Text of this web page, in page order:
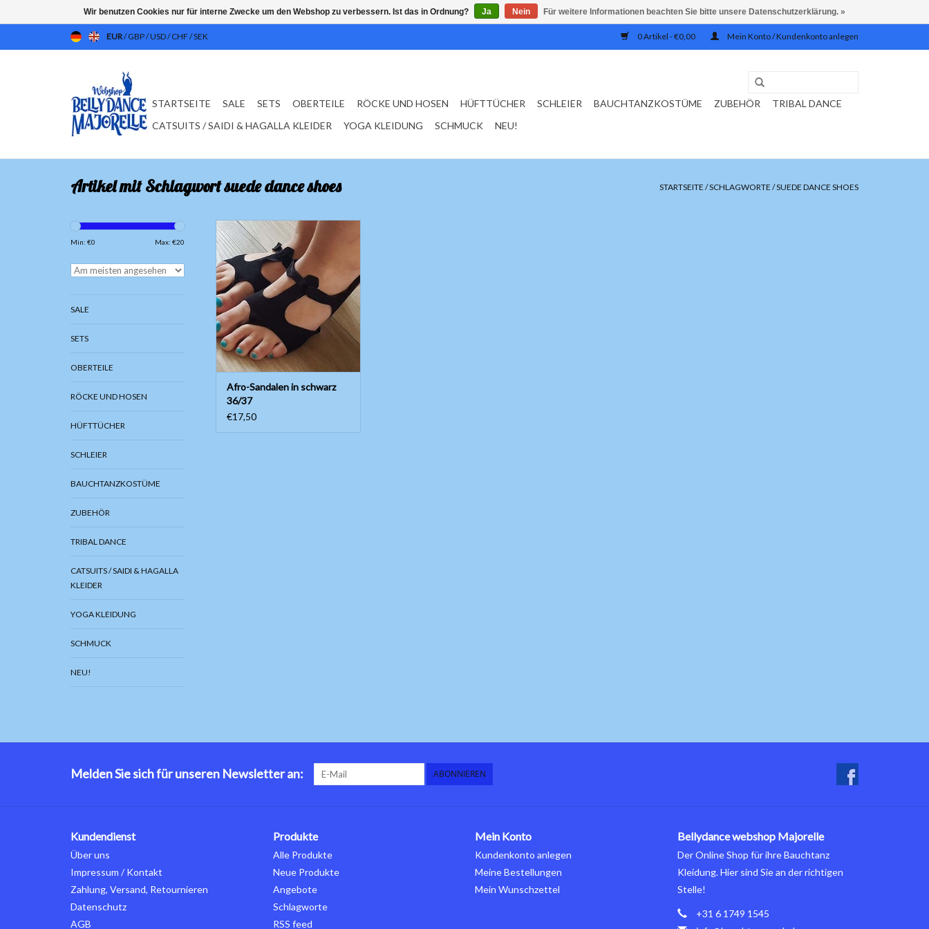
EUR/GBP/USD/CHF /SEK 0 Artikel - €0,00 Mein Konto / Kundenkonto anlegen
STARTSEITE SALE SETS OBERTEILE RÖCKE UND HOSEN HÜFTTÜCHER SCHLEIER BAUCHTANZKOSTÜME ZUBEHÖR
TRIBAL DANCE
CATSUITS / SAIDI & HAGALLA KLEIDER
YOGA KLEIDUNG SCHMUCK NEU!
Artikel mit Schlagwort suede dance shoes STARTSEITE /SCHLAGWORTE /SUEDE DANCE SHOES
Min: €0 Max: €20
SALE
SETS
OBERTEILE
RÖCKE UND HOSEN
HÜFTTÜCHER
SCHLEIER
BAUCHTANZKOSTÜME
ZUBEHÖR
TRIBAL DANCE
CATSUITS / SAIDI & HAGALLA
KLEIDER
YOGA KLEIDUNG
SCHMUCK
NEU!
Afro-Sandalen in schwarz
ZUM WARENKORB HINZUFÜGEN
Afro-Sandalen in schwarz
36/37
€17,50
Melden Sie sich für unseren Newsletter an: ABONNIEREN
Kundendienst
Über uns
Impressum / Kontakt
Zahlung, Versand, Retournieren
Datenschutz
AGB
Produkte
Alle Produkte
Neue Produkte
Angebote
Schlagworte
RSS feed
Mein Konto
Kundenkonto anlegen
Meine Bestellungen
Mein Wunschzettel
Bellydance webshop Majorelle
Der Online Shop für ihre Bauchtanz
Kleidung. Hier sind Sie an der richtigen
Stelle!
+31 6 1749 1545
Wir benutzen Cookies nur für interne Zwecke um den Webshop zu verbessern. Ist das in Ordnung? Ja Nein Für weitere Informationen beachten Sie bitte unsere Datenschutzerklärung. »